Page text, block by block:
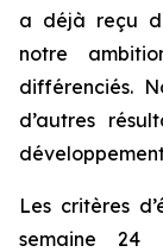
a déjà reçu
notre
différenciés.
d’autres
Les critères
semaine